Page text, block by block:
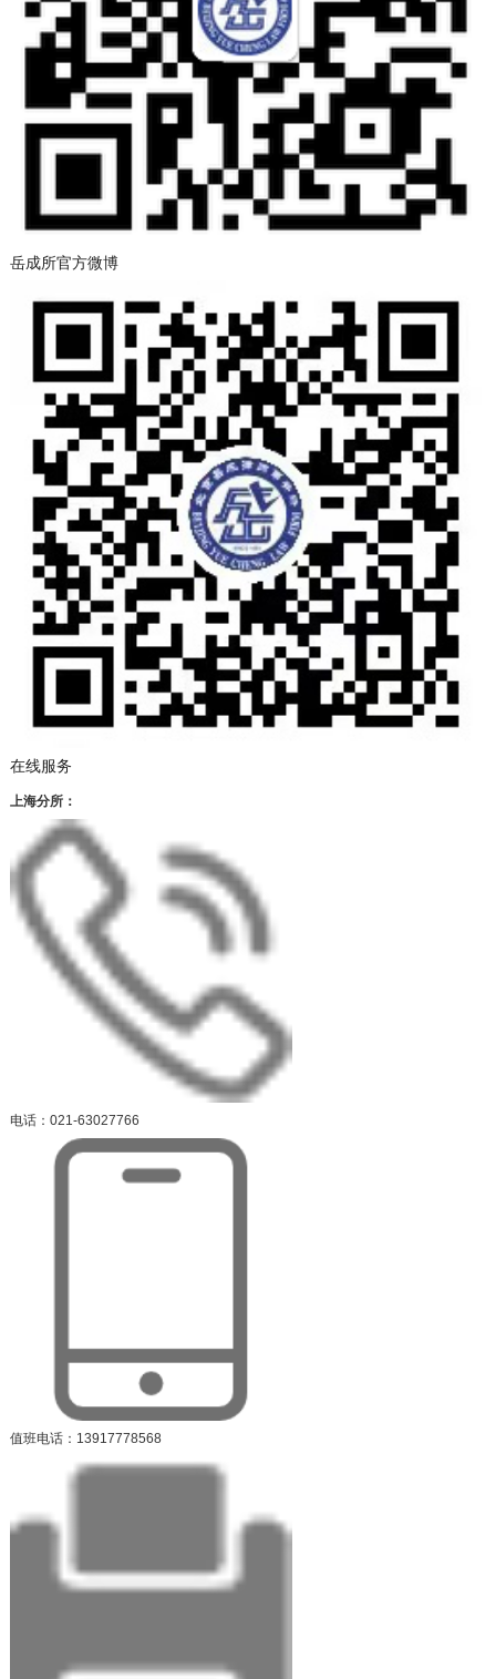
岳成所官方微博
在线服务
上海分所：
电话：021-63027766
值班电话：13917778568